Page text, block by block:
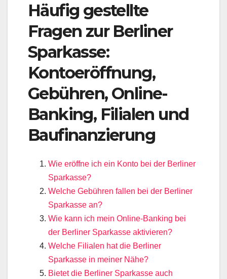
Häufig gestellte
Fragen zur Berliner
Sparkasse:
Kontoeröffnung,
Gebühren, Online-
Banking, Filialen und
Baufinanzierung
Wie eröffne ich ein Konto bei der Berliner
Sparkasse?
Welche Gebühren fallen bei der Berliner
Sparkasse an?
Wie kann ich mein Online-Banking bei
der Berliner Sparkasse aktivieren?
Welche Filialen hat die Berliner
Sparkasse in meiner Nähe?
Bietet die Berliner Sparkasse auch